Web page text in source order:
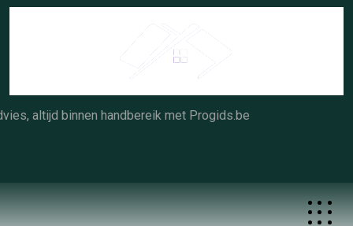
Skip
altijd binnen handbereik met Progids.be